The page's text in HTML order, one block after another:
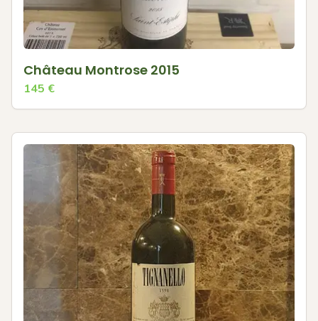
Château Montrose 2015
145 €